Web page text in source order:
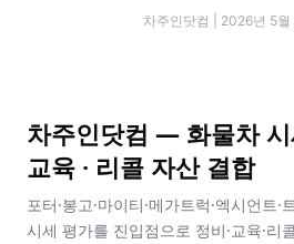
차주인닷컴 | 2026년 5월
차주인닷컴 — 화물차 시
교육 · 리콜 자산 결합
포터·봉고·마이티·메가트럭·엑시언트·
시세 평가를 진입점으로 정비·교육·리